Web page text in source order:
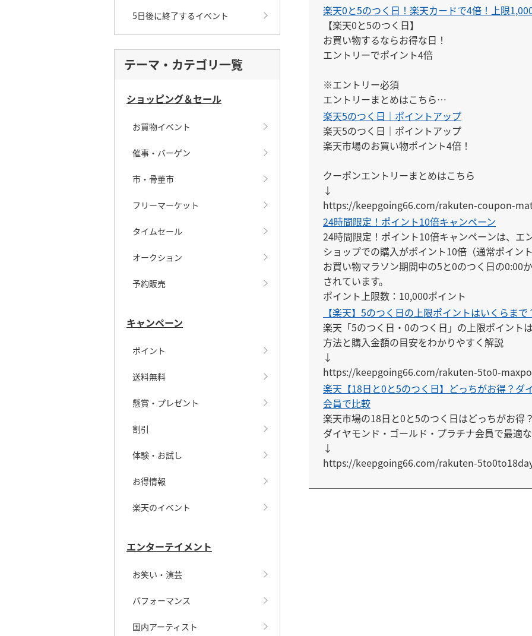
5日後に終了するイベント
テーマ・カテゴリ一覧
ショッピング＆セール
お買物イベント
催事・バーゲン
市・骨董市
フリーマーケット
タイムセール
オークション
予約販売
キャンペーン
ポイント
送料無料
懸賞・プレゼント
割引
体験・お試し
お得情報
楽天のイベント
エンターテイメント
お笑い・演芸
パフォーマンス
国内アーティスト
※エントリーは、開催日ごとに毎回必要です。ま
できません。
※対象期間中にエントリーすれば、エントリー
対象となります。
楽天0と5のつく日！楽天カードで4倍！上限
【楽天0と5のつく日】
お買い物するならお得な日！
エントリーでポイント4倍
※エントリー必須
エントリーまとめはこちら
↓
https://keepgoing66.com/rakuten-entry-
楽天5のつく日｜ポイントアップ
楽天5のつく日｜ポイントアップ
楽天市場のお買い物ポイント4倍！
クーポンエントリーまとめはこちら
↓
https://keepgoing66.com/rakuten-coupon-
24時間限定！ポイント10倍キャンペーン
24時間限定！ポイント10倍キャンペーンは、エ
ショップでの購入がポイント10倍（通常ポイン
お買い物マラソン期間中の5と0のつく日の0:00
されています。
ポイント上限数：10,000ポイント
【楽天】5のつく日の上限ポイントはいくらま
楽天「5のつく日・0のつく日」の上限ポイント
方法と購入金額の目安をわかりやすく解説
↓
https://keepgoing66.com/rakuten-5to0-
楽天【18日と0と5のつく日】どっちがお得？ダ
会員で比較
楽天市場の18日と0と5のつく日はどっちがお得？
ダイヤモンド・ゴールド・プラチナ会員で最適
↓
https://keepgoing66.com/rakuten-